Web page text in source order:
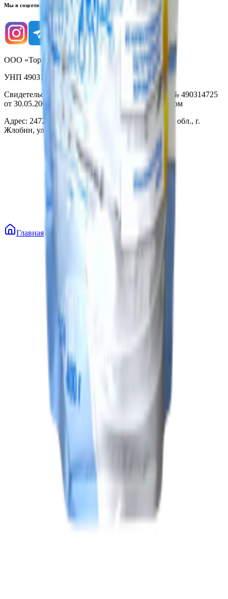
Мы в соцсетях
ООО «Торговая сеть «Продмир»
УНП 490314725
Свидетельство о государственной регистрации № 490314725
от 30.05.2003г выдано Гомельским облисполкомом
Адрес: 247210, Республика Беларусь, Гомельская обл., г.
Жлобин, ул. Козлова 2-А
Главная